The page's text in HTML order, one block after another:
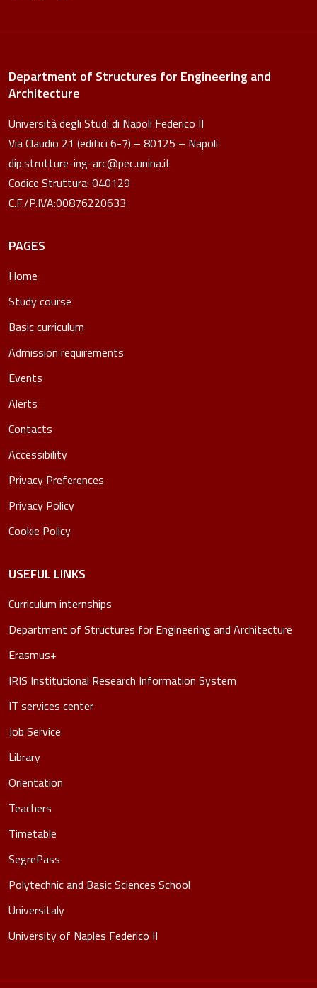
Department of Structures for Engineering and
Architecture
Università degli Studi di Napoli Federico II
Via Claudio 21 (edifici 6-7) – 80125 – Napoli
dip.strutture-ing-arc@pec.unina.it
Codice Struttura: 040129
C.F./P.IVA:00876220633
PAGES
Home
Study course
Basic curriculum
Admission requirements
Events
Alerts
Contacts
Accessibility
Privacy Preferences
Privacy Policy
Cookie Policy
USEFUL LINKS
Curriculum internships
Department of Structures for Engineering and Architecture
Erasmus+
IRIS Institutional Research Information System
IT services center
Job Service
Library
Orientation
Teachers
Timetable
SegrePass
Polytechnic and Basic Sciences School
Universitaly
University of Naples Federico II